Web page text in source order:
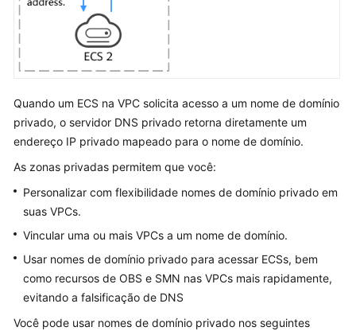
nome
domínio
Resolução
reversa
Resolução
inteligente
Observações
restrições
Segurança
Quando um ECS na VPC solicita acesso a um nome de domínio
privado, o servidor DNS privado retorna diretamente um
endereço IP privado mapeado para o nome de domínio.
As zonas privadas permitem que você:
Personalizar com flexibilidade nomes de domínio privado em
suas VPCs.
Vincular uma ou mais VPCs a um nome de domínio.
Usar nomes de domínio privado para acessar ECSs, bem
como recursos de OBS e SMN nas VPCs mais rapidamente,
evitando a falsificação de DNS
Você pode usar nomes de domínio privado nos seguintes